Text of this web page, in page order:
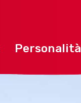
Personalità